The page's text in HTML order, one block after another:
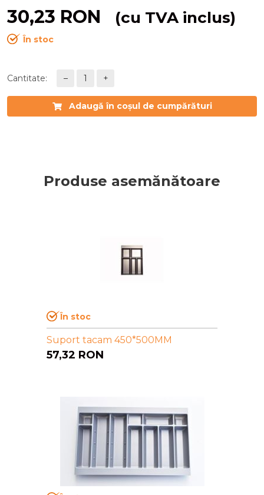
30,23 RON (cu TVA inclus)
În stoc
Cantitate: – 1 +
Adaugă în coșul de cumpărături
Produse asemănătoare
În stoc
Suport tacam 450*500MM
57,32 RON